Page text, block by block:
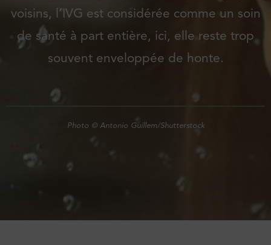
voisins, l’IVG est considérée comme un soin
de santé à part entière, ici, elle reste trop
souvent enveloppée de honte.
Photo © Antonio Guillem/Shutterstock